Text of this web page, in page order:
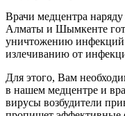
Врачи медцентра
Алматы и Шымкенте
уничтожению инфекций
излечиванию от
Для этого, Вам
в нашем медцентре и
вирусы возбудители